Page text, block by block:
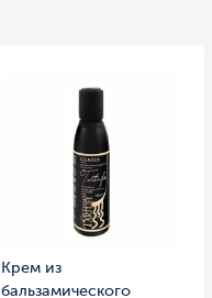
Крем из
бальзамического